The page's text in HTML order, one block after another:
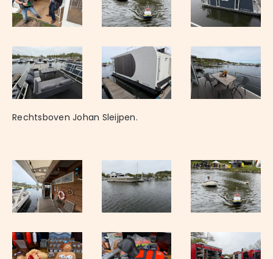
Rechtsboven Johan Sleijpen.